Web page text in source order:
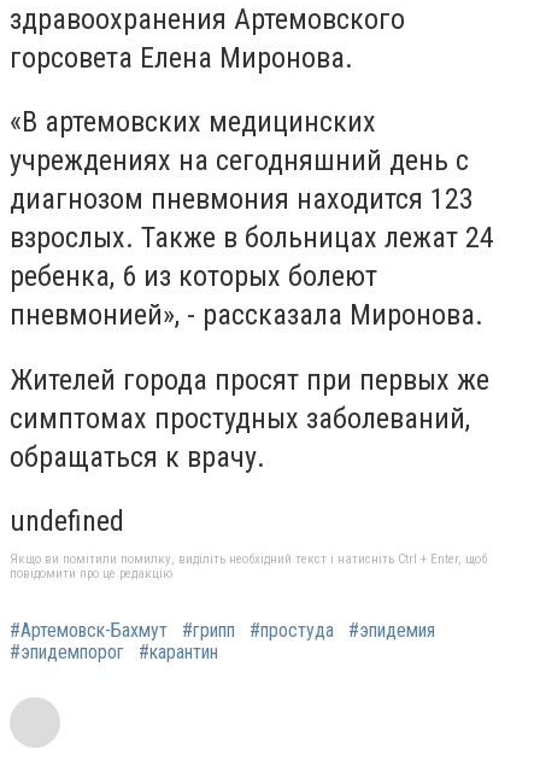
здравоохранения Артемовского
горсовета Елена Миронова.
«В артемовских медицинских
учреждениях на сегодняшний день с
диагнозом пневмония находится 123
взрослых. Также в больницах лежат 24
ребенка, 6 из которых болеют
пневмонией», - рассказала Миронова.
Жителей города просят при первых же
симптомах простудных заболеваний,
обращаться к врачу.
undefined
Якщо ви помітили помилку, виділіть необхідний текст і натисніть Ctrl + Enter, щоб
повідомити про це редакцію
#Артемовск-Бахмут #грипп #простуда
#эпидемия
#эпидемпорог
#карантин